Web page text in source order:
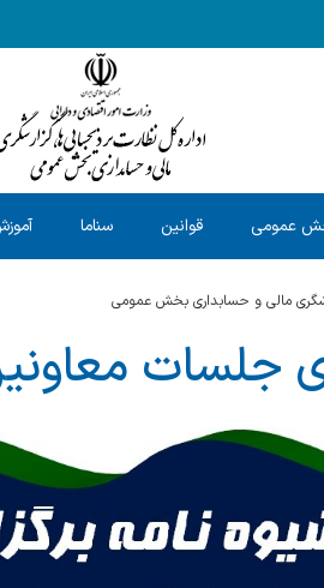
عمومی قوانین سناما
مالی و حسابداری بخش عمومی
جلسات